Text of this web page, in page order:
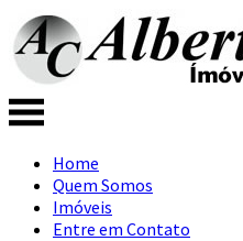
Home
Quem Somos
Imóveis
Entre em Contato